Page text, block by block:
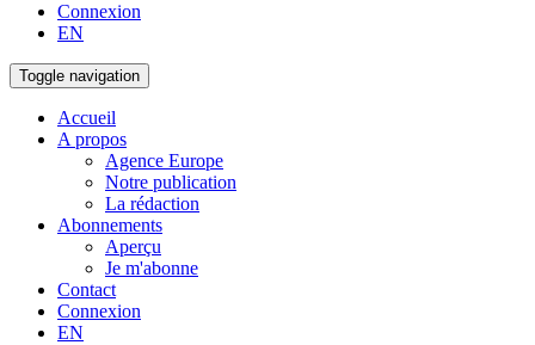
Connexion
EN
Toggle navigation
Accueil
A propos
Agence Europe
Notre publication
La rédaction
Abonnements
Aperçu
Je m'abonne
Contact
Connexion
EN